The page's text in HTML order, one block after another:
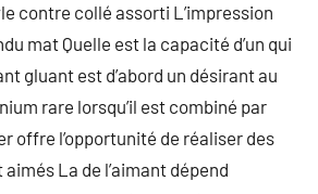
contre collé assorti L’impression
mat Quelle est la capacité d’un qui
gluant est d’abord un désirant au
rare lorsqu’il est combiné par
offre l’opportunité de réaliser des
La de l’aimant dépend